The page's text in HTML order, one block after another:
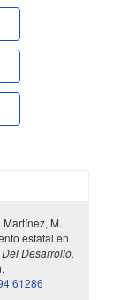
M.
estatal en
Desarrollo.